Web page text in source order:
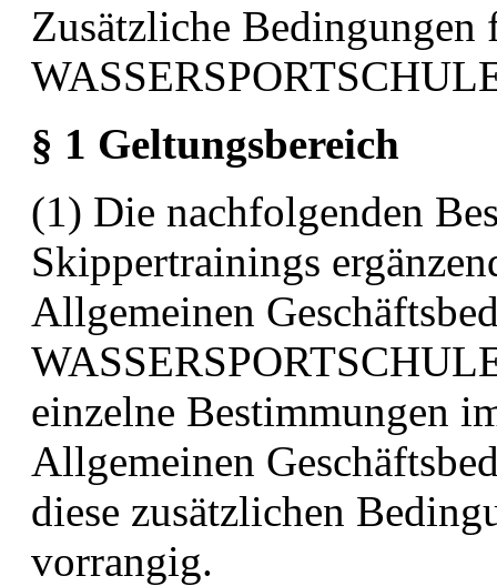
Zusätzliche
§ 1 Geltungsbereich
(1) Die nachfolgenden
Skippertrainings
Allgemeinen
einzelne Bestimmungen
Allgemeinen
diese zusätzlichen
vorrangig.